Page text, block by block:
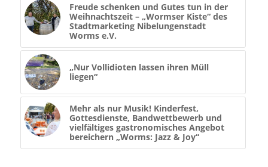
Freude schenken und Gutes tun in der
Weihnachtszeit – „Wormser Kiste“ des
Stadtmarketing Nibelungenstadt
Worms e.V.
„Nur Vollidioten lassen ihren Müll
liegen“
Mehr als nur Musik! Kinderfest,
Gottesdienste, Bandwettbewerb und
vielfältiges gastronomisches Angebot
bereichern „Worms: Jazz & Joy“